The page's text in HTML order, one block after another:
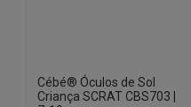
Cébé® Óculos de Sol
Criança SCRAT CBS703 |